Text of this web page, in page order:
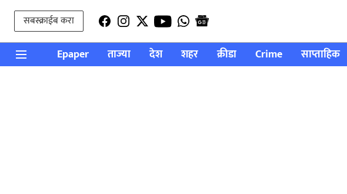
सबस्क्राईब करा
Epaper ताज्या देश शहर क्रीडा Crime साप्ताहिक